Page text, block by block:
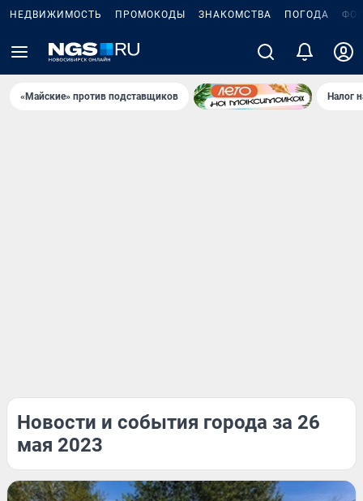
НЕДВИЖИМОСТЬ ПРОМОКОДЫ ЗНАКОМСТВА ПОГОДА
«Майские» против подставщиков Налог
Новости и события города за 26
мая 2023